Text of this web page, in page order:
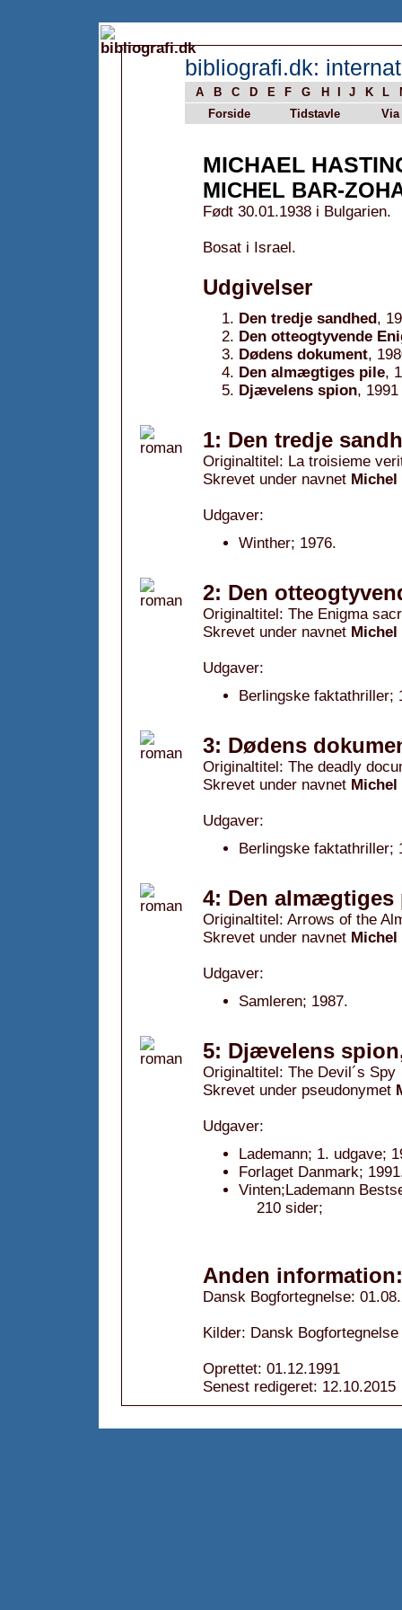
bibliografi.dk:
A B C D E F G H J K L
Forside
Tidstavle Via
MICHAEL
MICHEL BAR-
Født 30.01.1938 i Bulgarien.
Bosat i Israel.
Udgivelser
Den tredje sandhed,
Den otteogtyvende
Dødens dokument,
Den almægtiges pile,
Djævelens spion, 1991
1: Den tredje
Originaltitel: La troisieme
Skrevet under navnet Michel
Udgaver:
Winther; 1976.
2: Den
Originaltitel: The Enigma
Skrevet under navnet Michel
Udgaver:
Berlingske faktathriller;
3: Dødens
Originaltitel: The deadly
Skrevet under navnet Michel
Udgaver:
Berlingske faktathriller;
4: Den almægtiges
Originaltitel: Arrows of the
Skrevet under navnet Michel
Udgaver:
Samleren; 1987.
5: Djævelens
Originaltitel: The Devil´s Spy
Skrevet under pseudonymet
Udgaver:
Lademann; 1. udgave;
Forlaget Danmark;
Vinten;Lademann
210 sider;
Anden information:
Dansk Bogfortegnelse:
Kilder: Dansk
Oprettet: 01.12.1991
Senest redigeret: 12.10.2015